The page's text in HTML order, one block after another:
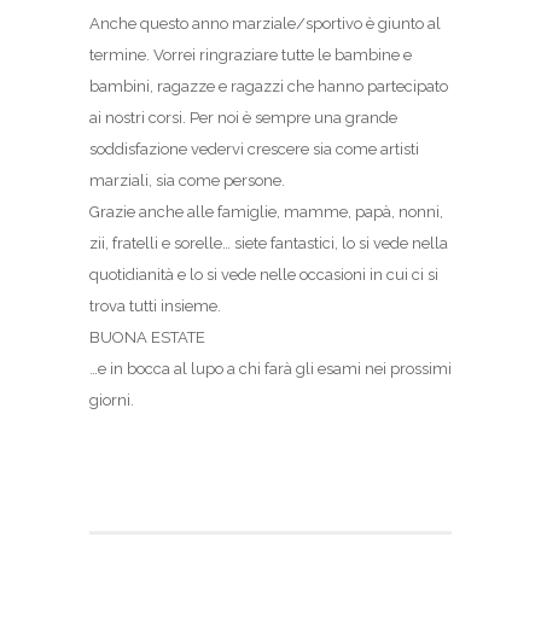
Anche questo anno marziale/sportivo è giunto al
termine. Vorrei ringraziare tutte le bambine e
bambini, ragazze e ragazzi che hanno partecipato
ai nostri corsi. Per noi è sempre una grande
soddisfazione vedervi crescere sia come artisti
marziali, sia come persone.
Grazie anche alle famiglie, mamme, papà, nonni,
zii, fratelli e sorelle… siete fantastici, lo si vede nella
quotidianità e lo si vede nelle occasioni in cui ci si
trova tutti insieme.
BUONA ESTATE
…e in bocca al lupo a chi farà gli esami nei prossimi
giorni.